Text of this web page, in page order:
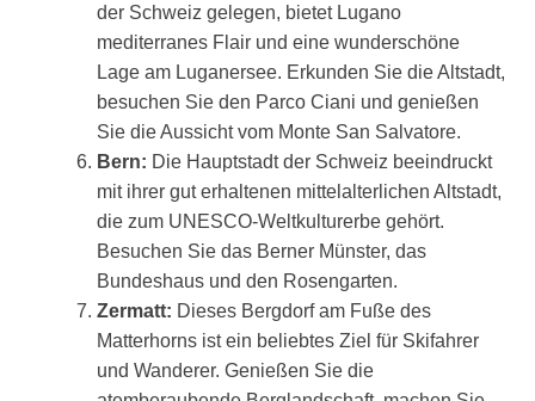
der Schweiz gelegen, bietet Lugano
mediterranes Flair und eine wunderschöne
Lage am Luganersee. Erkunden Sie die Altstadt,
besuchen Sie den Parco Ciani und genießen
Sie die Aussicht vom Monte San Salvatore.
Bern: Die Hauptstadt der Schweiz beeindruckt
mit ihrer gut erhaltenen mittelalterlichen Altstadt,
die zum UNESCO-Weltkulturerbe gehört.
Besuchen Sie das Berner Münster, das
Bundeshaus und den Rosengarten.
Zermatt: Dieses Bergdorf am Fuße des
Matterhorns ist ein beliebtes Ziel für Skifahrer
und Wanderer. Genießen Sie die